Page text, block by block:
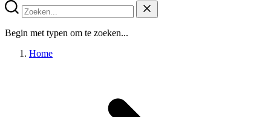
Begin met typen om te zoeken...
Home